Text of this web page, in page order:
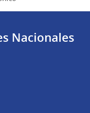
Nacionales